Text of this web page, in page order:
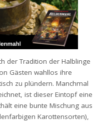
der Tradition der Halblinge
Gästen wahllos ihre
zu plündern. Manchmal
ist dieser Eintopf eine
eine bunte Mischung aus
Karottensorten),